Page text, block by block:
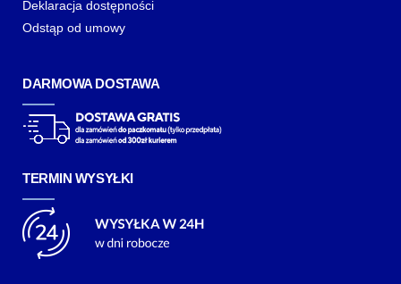
Deklaracja dostępności
Odstąp od umowy
DARMOWA DOSTAWA
TERMIN WYSYŁKI